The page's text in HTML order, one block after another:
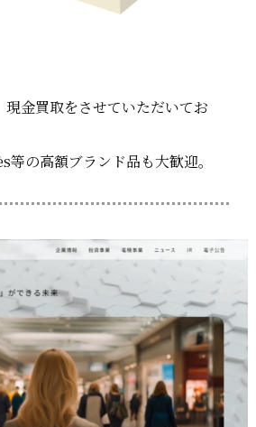
現金買取をさせていただいてお
の高額ブランド品も大歓迎。